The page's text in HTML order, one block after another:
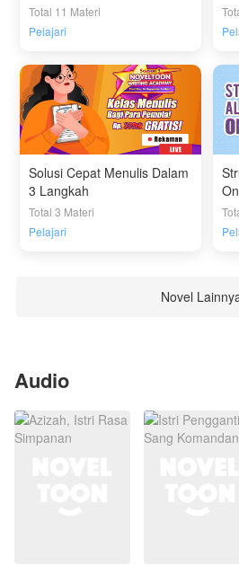
Total 11 Materi
Pelajari
Solusi Cepat Menulis Dalam
3 Langkah
Total 3 Materi
Pelajari
Novel
Audio